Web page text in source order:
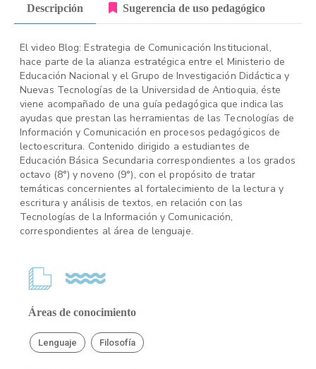
Descripción Sugerencia de uso pedagógico
El video Blog: Estrategia de Comunicación Institucional,
hace parte de la alianza estratégica entre el Ministerio de
Educación Nacional y el Grupo de Investigación Didáctica y
Nuevas Tecnologías de la Universidad de Antioquia, éste
viene acompañado de una guía pedagógica que indica las
ayudas que prestan las herramientas de las Tecnologías de
Información y Comunicación en procesos pedagógicos de
lectoescritura. Contenido dirigido a estudiantes de
Educación Básica Secundaria correspondientes a los grados
octavo (8°) y noveno (9°), con el propósito de tratar
temáticas concernientes al fortalecimiento de la lectura y
escritura y análisis de textos, en relación con las
Tecnologías de la Información y Comunicación,
correspondientes al área de lenguaje.
Áreas de conocimiento
Lenguaje Filosofía